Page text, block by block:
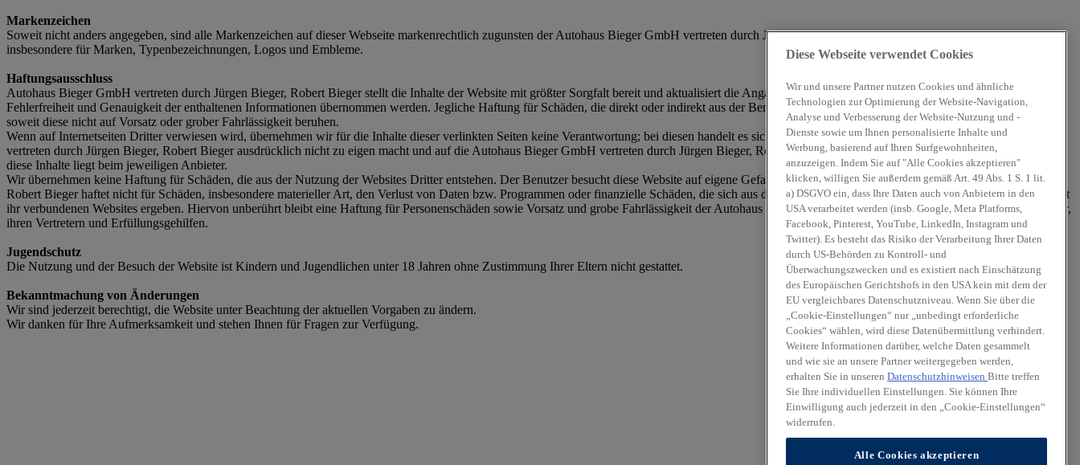
Markenzeichen
Soweit nicht anders angegeben, sind alle Markenzeichen auf dieser Webseite markenrechtlich zugunsten der Autohaus Bieger GmbH vertreten durch Jürgen Bieger, Robert Bieger geschützt. Dies gilt
insbesondere für Marken, Typenbezeichnungen, Logos und Embleme.
Haftungsausschluss
Autohaus Bieger GmbH vertreten durch Jürgen Bieger, Robert Bieger stellt die Inhalte der Website mit größter Sorgfalt bereit und aktualisiert die Angaben regelmäßig. Trotzdem kann keine Gewähr für die
Fehlerfreiheit und Genauigkeit der enthaltenen Informationen übernommen werden. Jegliche Haftung für Schäden, die direkt oder indirekt aus der Benutzung dieser Webseite entstehen, wird ausgeschlossen,
soweit diese nicht auf Vorsatz oder grober Fahrlässigkeit beruhen.
Wenn auf Internetseiten Dritter verwiesen wird, übernehmen wir für die Inhalte dieser verlinkten Seiten keine Verantwortung; bei diesen handelt es sich um fremde Inhalte, die sich Autohaus Bieger GmbH
vertreten durch Jürgen Bieger, Robert Bieger ausdrücklich nicht zu eigen macht und auf die Autohaus Bieger GmbH vertreten durch Jürgen Bieger, Robert Bieger keinen Einfluss hat. Die Verantwortung für
diese Inhalte liegt beim jeweiligen Anbieter.
Wir übernehmen keine Haftung für Schäden, die aus der Nutzung der Websites Dritter entstehen. Der Benutzer besucht diese Website auf eigene Gefahr. Autohaus Bieger GmbH vertreten durch Jürgen Bieger,
Robert Bieger haftet nicht für Schäden, insbesondere materieller Art, den Verlust von Daten bzw. Programmen oder finanzielle Schäden, die sich aus dem Zugang oder der Benutzung dieser Website oder der mit
ihr verbundenen Websites ergeben. Hiervon unberührt bleibt eine Haftung für Personenschäden sowie Vorsatz und grobe Fahrlässigkeit der Autohaus Bieger GmbH vertreten durch Jürgen Bieger, Robert Bieger,
ihren Vertretern und Erfüllungsgehilfen.
Jugendschutz
Die Nutzung und der Besuch der Website ist Kindern und Jugendlichen unter 18 Jahren ohne Zustimmung Ihrer Eltern nicht gestattet.
Bekanntmachung von Änderungen
Wir sind jederzeit berechtigt, die Website unter Beachtung der aktuellen Vorgaben zu ändern.
Wir danken für Ihre Aufmerksamkeit und stehen Ihnen für Fragen zur Verfügung.
Diese Webseite verwendet Cookies
Wir und unsere Partner nutzen Cookies und ähnliche
Technologien zur Optimierung der Website-Navigation,
Analyse und Verbesserung der Website-Nutzung und -
Dienste sowie um Ihnen personalisierte Inhalte und
Werbung, basierend auf Ihren Surfgewohnheiten,
anzuzeigen. Indem Sie auf "Alle Cookies akzeptieren"
klicken, willigen Sie außerdem gemäß Art. 49 Abs. 1 S. 1 lit.
a) DSGVO ein, dass Ihre Daten auch von Anbietern in den
USA verarbeitet werden (insb. Google, Meta Platforms,
Facebook, Pinterest, YouTube, LinkedIn, Instagram und
Twitter). Es besteht das Risiko der Verarbeitung Ihrer Daten
durch US-Behörden zu Kontroll- und
Überwachungszwecken und es existiert nach Einschätzung
des Europäischen Gerichtshofs in den USA kein mit dem der
EU vergleichbares Datenschutzniveau. Wenn Sie über die
„Cookie-Einstellungen“ nur „unbedingt erforderliche
Cookies“ wählen, wird diese Datenübermittlung verhindert.
Weitere Informationen darüber, welche Daten gesammelt
und wie sie an unsere Partner weitergegeben werden,
erhalten Sie in unseren Datenschutzhinweisen Bitte treffen
Sie Ihre individuellen Einstellungen. Sie können Ihre
Einwilligung auch jederzeit in den „Cookie-Einstellungen“
widerrufen.
Alle Cookies akzeptieren